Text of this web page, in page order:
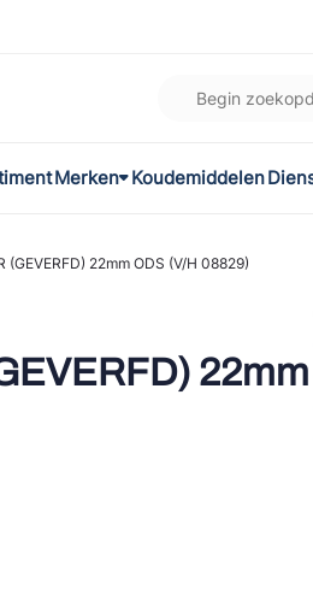
Merken
Koudemiddelen
(GEVERFD) 22mm ODS (V/H 08829)